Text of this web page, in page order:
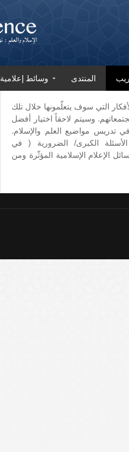
المنتدى وسائط إعلامية
التي سوف يتعلّمونها خلال تلك
وسيتم لاحقاً اختيار أفضل
تدريس مواضيع العلم والإسلام.
الكبرى/ الضرورية ( في
الإعلام الإسلامية المؤثّرة ومن